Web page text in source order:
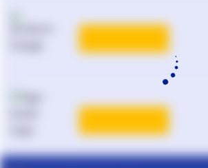
Реклама та PR
наligazakon.net
каталог УкраїниLiga:BOOK